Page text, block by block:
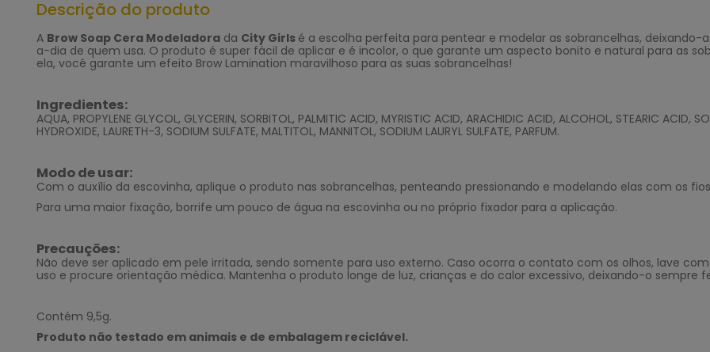
Descrição do produto
A Brow Soap Cera Modeladora da City Girls é a escolha perfeita para pentear e modelar as sobrancelhas,
a-dia de quem usa. O produto é super fácil de aplicar e é incolor, o que garante um aspecto bonito e natural para as
ela, você garante um efeito Brow Lamination maravilhoso para as suas sobrancelhas!
Ingredientes:
AQUA, PROPYLENE GLYCOL, GLYCERIN, SORBITOL, PALMITIC ACID, MYRISTIC ACID, ARACHIDIC ACID, ALCOHOL, STEARIC ACID,
HYDROXIDE, LAURETH-3, SODIUM SULFATE, MALTITOL, MANNITOL, SODIUM LAURYL SULFATE, PARFUM.
Modo de usar:
Com o auxílio da escovinha, aplique o produto nas sobrancelhas, penteando pressionando e modelando elas com os
Para uma maior fixação, borrife um pouco de água na escovinha ou no próprio fixador para a aplicação.
Precauções:
Não deve ser aplicado em pele irritada, sendo somente para uso externo. Caso ocorra o contato com os olhos, lave
uso e procure orientação médica. Mantenha o produto longe de luz, crianças e do calor excessivo, deixando-o sempre
Contém 9,5g.
Produto não testado em animais e de embalagem reciclável.